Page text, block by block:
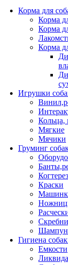
Корма для
Корма
Корма
Корма
Игрушки
Кольца,
Мягкие
Мячики
Груминг
Краски
Гигиена
Емкости